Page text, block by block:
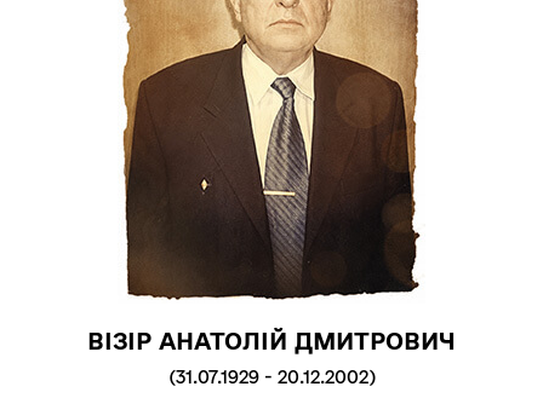
ВІЗІР АНАТОЛІЙ ДМИТРОВИЧ
(31.07.1929 - 20.12.2002)